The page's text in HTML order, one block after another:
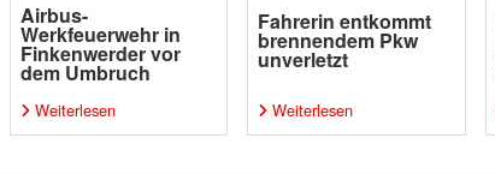
Airbus-
Werkfeuerwehr in
Finkenwerder vor
dem Umbruch
Weiterlesen
Fahrerin entkommt
brennendem Pkw
unverletzt
Weiterlesen